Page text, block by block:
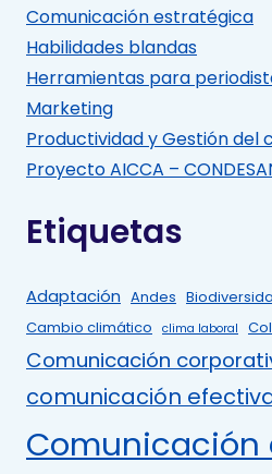
Comunicación estratégica
Habilidades blandas
Herramientas para
Marketing
Productividad y Gestión del
Proyecto AICCA –
Etiquetas
Adaptación Andes
Cambio climático clima laboral
Comunicación
comunicación